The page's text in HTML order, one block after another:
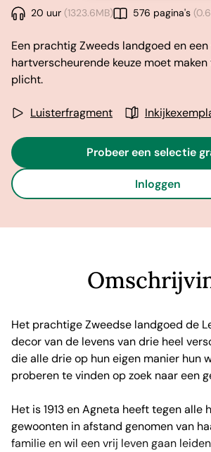
20 uur (1323.6MB) 576 pagina's
Een prachtig Zweeds landgoed en
hartverscheurende keuze moet
plicht.
Luisterfragment
Probeer een selectie
Inloggen
Het prachtige Zweedse landgoed de
decor van de levens van drie heel
die alle drie op hun eigen manier hun
proberen te vinden op zoek naar een
Het is 1913 en Agneta heeft tegen alle
gewoonten in afstand genomen van
familie en wil een vrij leven gaan